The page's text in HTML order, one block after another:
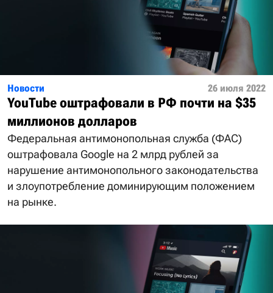
Новости 26 июля 2022
YouTube оштрафовали в РФ почти на $35
миллионов долларов
Федеральная антимонопольная служба (ФАС)
оштрафовала Google на 2 млрд рублей за
нарушение антимонопольного законодательства
и злоупотребление доминирующим положением
на рынке.